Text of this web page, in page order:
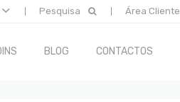
Pesquisa Área Cliente
BLOG CONTACTOS